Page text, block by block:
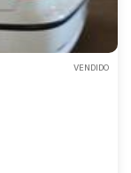
VENDIDO